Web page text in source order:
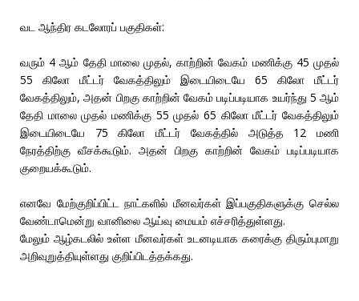
வட ஆந்திர கடலோரப் பகுதிகள்:
வரும் 4 ஆம் தேதி மாலை முதல், காற்றின் வேகம் மணிக்கு 45 முதல்
55 கிலோ மீட்டர் வேகத்திலும் இடையிடையே 65 கிலோ மீட்டர்
வேகத்திலும், அதன் பிறகு காற்றின் வேகம் படிப்படியாக உயர்ந்து 5 ஆம்
தேதி மாலை முதல் மணிக்கு 55 முதல் 65 கிலோ மீட்டர் வேகத்திலும்
இடையிடையே 75 கிலோ மீட்டர் வேகத்தில் அடுத்த 12 மணி
நேரத்திற்கு வீசக்கூடும். அதன் பிறகு காற்றின் வேகம் படிப்படியாக
குறையக்கூடும்.
எனவே மேற்குறிப்பிட்ட நாட்களில் மீனவர்கள் இப்பகுதிகளுக்கு செல்ல
வேண்டாமென்று வானிலை ஆய்வு மையம் எச்சரித்துள்ளது.
மேலும் ஆழ்கடலில் உள்ள மீனவர்கள் உடனடியாக கரைக்கு திரும்புமாறு
அறிவுறுத்தியுள்ளது குறிப்பிடத்தக்கது.